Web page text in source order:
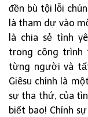
đền bù tội lỗi
là tham dự vào
là chia sẻ tình
trong công trình
từng người và
Giêsu chính là
sự tha thứ, của
biết bao! Chính